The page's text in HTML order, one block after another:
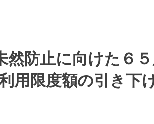
然防止に向けた６
用限度額の引き下